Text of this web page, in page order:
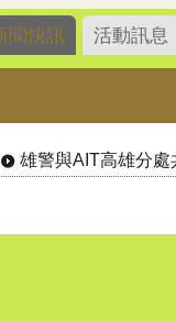
聞快訊 活動訊息
雄警與AIT高雄分處